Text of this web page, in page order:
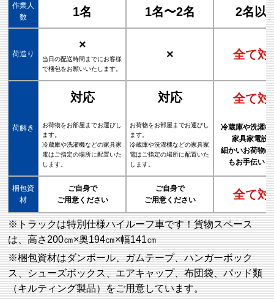
作業人
数
1名 1名〜2名 2名以
荷造り
×
当日の配送時間までにお客様
で梱包をお願いいたします。
× 全て対
荷解き
対応
お荷物をお部屋までお運びし
ます。
冷蔵庫や洗濯機などの家具家
電はご指定の場所に配置いた
します。
対応
お荷物をお部屋までお運びし
ます。
冷蔵庫や洗濯機などの家具家
電はご指定の場所に配置いた
します。
全て対
冷蔵庫や洗濯機
家具家電設
細かいお荷物の
もお手伝いし
梱包資
材
ご自身で
ご用意ください
ご自身で
ご用意ください
全て対
※トラックは特別仕様ハイルーフ車です！貨物スペース
は、高さ200㎝×奥194㎝×幅141㎝
※梱包資材はダンボール、ガムテープ、ハンガーボック
ス、シューズボックス、エアキャップ、布団袋、パッド類
（キルティング製品）をご用意しています。